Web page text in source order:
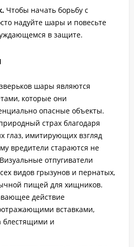
Чтобы начать борьбу с
надуйте шары и повесьте
в защите.
шары являются
которые они
опасные объекты.
страх благодаря
глаз, имитирующих взгляд
вредители стараются не
отпугиватели
видов грызунов и пернатых,
пищей для хищников.
действие
вставками,
блестящими и